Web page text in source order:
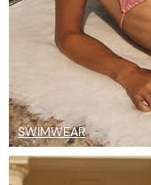
SWIMWEAR